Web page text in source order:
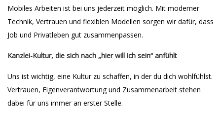
Mobiles Arbeiten ist bei uns jederzeit möglich. Mit moderner
Technik, Vertrauen und flexiblen Modellen sorgen wir dafür, dass
Job und Privatleben gut zusammenpassen.
Kanzlei-Kultur, die sich nach „hier will ich sein“ anfühlt
Uns ist wichtig, eine Kultur zu schaffen, in der du dich wohlfühlst.
Vertrauen, Eigenverantwortung und Zusammenarbeit stehen
dabei für uns immer an erster Stelle.